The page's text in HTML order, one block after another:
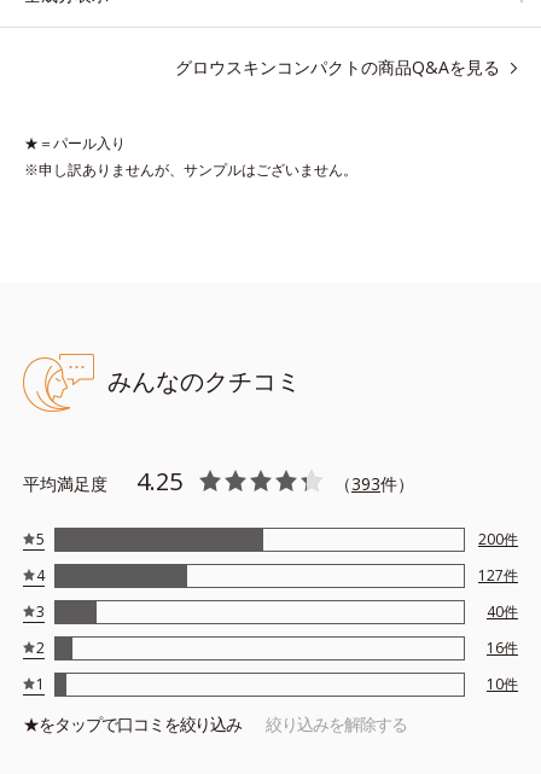
がります。
*1 メイク効果による
ことではありません。
グロウスキンコンパクトの商品Q&Aを見る
★＝パール入り
※申し訳ありませんが、サンプルはございません。
みんなのクチコミ
平均満足度 4.25 （393件）
5 200件
4
127件
3
40件
2
16件
1
10件
★をタップで口コミを絞り込み 絞り込みを解除する